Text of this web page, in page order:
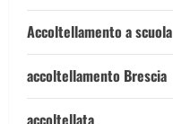
Accoltellamento a scuola
accoltellamento Brescia
accoltellata